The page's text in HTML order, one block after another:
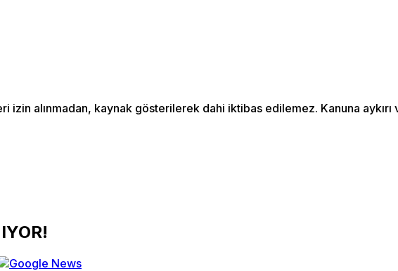
izin alınmadan, kaynak gösterilerek dahi iktibas edilemez. Kanuna